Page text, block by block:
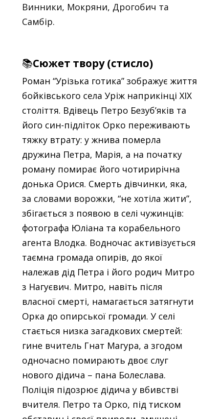
Винники, Мокряни, Дрогобич та
Самбір.
📚Сюжет твору (стисло)
Роман “Урізька готика” зображує життя
бойківського села Уріж наприкінці ХІХ
століття. Вдівець Петро Безуб’яків та
його син-підліток Орко переживають
тяжку втрату: у жнива померла
дружина Петра, Марія, а на початку
роману помирає його чотирирічна
донька Орися. Смерть дівчинки, яка,
за словами ворожки, “не хотіла жити”,
збігається з появою в селі чужинців:
фотографа Юліана та корабельного
агента Влодка. Водночас активізується
таємна громада опирів, до якої
належав дід Петра і його родич Митро
з Нагуєвич. Митро, навіть після
власної смерті, намагається затягнути
Орка до опирської громади. У селі
стається низка загадкових смертей:
гине вчитель Гнат Магура, а згодом
одночасно помирають двоє слуг
нового дідича – пана Болеслава.
Поліція підозрює дідича у вбивстві
вчителя. Петро та Орко, під тиском